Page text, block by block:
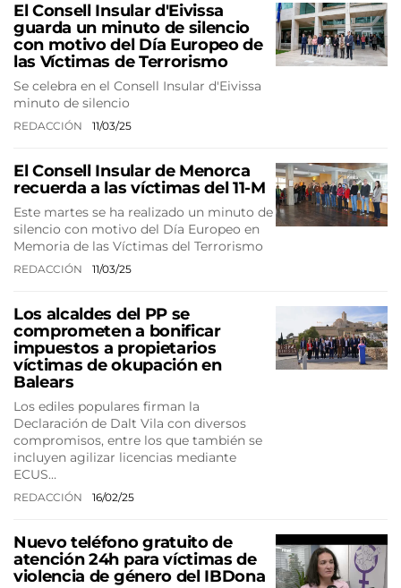
El Consell Insular d'Eivissa
guarda un minuto de silencio
con motivo del Día Europeo de
las Víctimas de Terrorismo
Se celebra en el Consell Insular d'Eivissa
minuto de silencio
REDACCIÓN 11/03/25
El Consell Insular de Menorca
recuerda a las víctimas del 11-M
Este martes se ha realizado un minuto de
silencio con motivo del Día Europeo en
Memoria de las Víctimas del Terrorismo
REDACCIÓN 11/03/25
Los alcaldes del PP se
comprometen a bonificar
impuestos a propietarios
víctimas de okupación en
Balears
Los ediles populares firman la
Declaración de Dalt Vila con diversos
compromisos, entre los que también se
incluyen agilizar licencias mediante
ECUS…
REDACCIÓN 16/02/25
Nuevo teléfono gratuito de
atención 24h para víctimas de
violencia de género del IBDona